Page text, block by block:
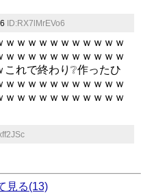
ID:RX7lMrEVo6
ｗｗｗｗｗｗｗｗｗｗ
ｗｗｗｗｗｗｗｗｗｗ
れで終わり❔作ったひ
ｗｗｗｗｗｗｗｗｗｗ
ｗｗｗｗｗｗｗｗｗｗ
見る(13)